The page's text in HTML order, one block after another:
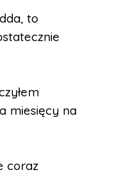
to
miesięcy na
coraz